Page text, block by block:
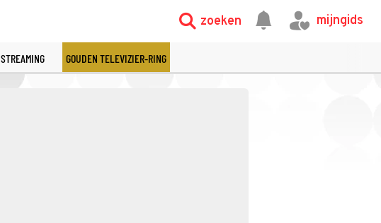
zoeken mijngids
STREAMING GOUDEN TELEVIZIER-RING